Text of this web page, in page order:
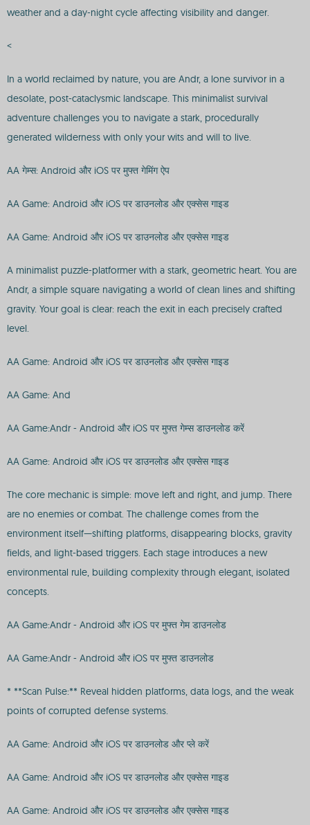
weather and a day-night cycle affecting visibility and danger.
<
In a world reclaimed by nature, you are Andr, a lone survivor in a
desolate, post-cataclysmic landscape. This minimalist survival
adventure challenges you to navigate a stark, procedurally
generated wilderness with only your wits and will to live.
AA गेम्स: Android और iOS पर मुफ्त गेमिंग ऐप
AA Game: Android और iOS पर डाउनलोड और एक्सेस गाइड
AA Game: Android और iOS पर डाउनलोड और एक्सेस गाइड
A minimalist puzzle-platformer with a stark, geometric heart. You are
Andr, a simple square navigating a world of clean lines and shifting
gravity. Your goal is clear: reach the exit in each precisely crafted
level.
AA Game: Android और iOS पर डाउनलोड और एक्सेस गाइड
AA Game: And
AA Game:Andr - Android और iOS पर मुफ्त गेम्स डाउनलोड करें
AA Game: Android और iOS पर डाउनलोड और एक्सेस गाइड
The core mechanic is simple: move left and right, and jump. There
are no enemies or combat. The challenge comes from the
environment itself—shifting platforms, disappearing blocks, gravity
fields, and light-based triggers. Each stage introduces a new
environmental rule, building complexity through elegant, isolated
concepts.
AA Game:Andr - Android और iOS पर मुफ्त गेम डाउनलोड
AA Game:Andr - Android और iOS पर मुफ्त डाउनलोड
* **Scan Pulse:** Reveal hidden platforms, data logs, and the weak
points of corrupted defense systems.
AA Game: Android और iOS पर डाउनलोड और प्ले करें
AA Game: Android और iOS पर डाउनलोड और एक्सेस गाइड
AA Game: Android और iOS पर डाउनलोड और एक्सेस गाइड